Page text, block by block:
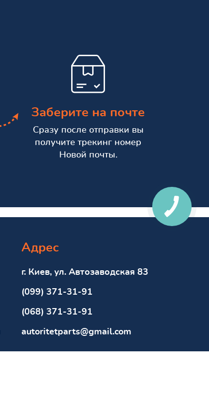
Заберите на почте
Сразу после отправки вы
получите трекинг номер
Новой почты.
Адрес
г. Киев, ул. Автозаводская 83
(099) 371-31-91
(068) 371-31-91
autoritetparts@gmail.com